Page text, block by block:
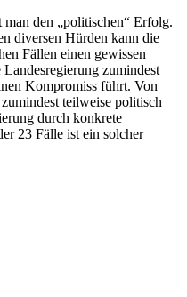
man den „politischen“ Erfolg.
diversen Hürden kann die
Fällen einen gewissen
zumindest
Kompromiss führt. Von
teilweise politisch
durch konkrete
23 Fälle ist ein solcher